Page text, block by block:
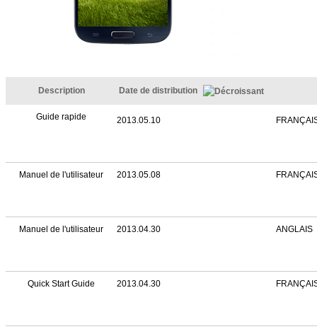
Description Date de distribution
Guide rapide 2013.05.10
Manuel de l'utilisateur 2013.05.08
Manuel de l'utilisateur 2013.04.30 ANGLAIS
Quick Start Guide 2013.04.30